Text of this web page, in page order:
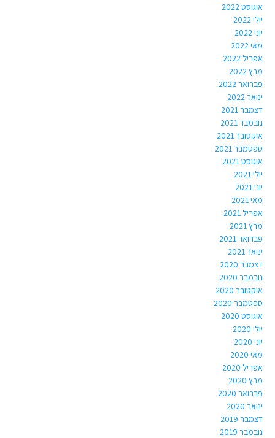
אוגוסט 2022
יולי 2022
יוני 2022
מאי 2022
אפריל 2022
מרץ 2022
פברואר 2022
ינואר 2022
דצמבר 2021
נובמבר 2021
אוקטובר 2021
ספטמבר 2021
אוגוסט 2021
יולי 2021
יוני 2021
מאי 2021
אפריל 2021
מרץ 2021
פברואר 2021
ינואר 2021
דצמבר 2020
נובמבר 2020
אוקטובר 2020
ספטמבר 2020
אוגוסט 2020
יולי 2020
יוני 2020
מאי 2020
אפריל 2020
מרץ 2020
פברואר 2020
ינואר 2020
דצמבר 2019
נובמבר 2019